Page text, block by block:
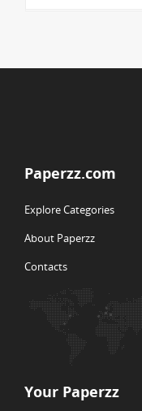
Paperzz.com
Explore Categories
About Paperzz
Contacts
Your Paperzz